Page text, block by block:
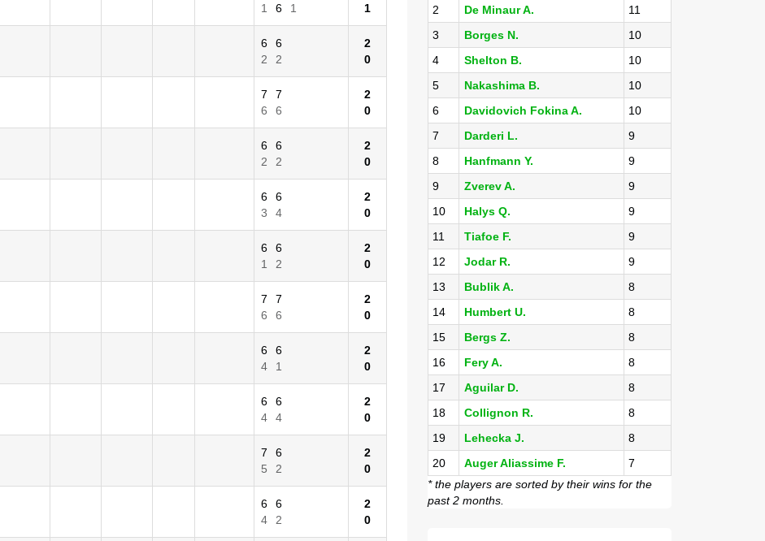
1
6 1
1
6
6
2
2
2
0
7
7
6
6
2
0
6
6
2
2
2
0
6
6
3
4
2
0
6
6
1
2
2
0
7
7
6
6
2
0
6
6
4
1
2
0
6
6
4
4
2
0
7
6
5
2
2
0
6
6
4
2
2
0
2
De Minaur A.
11
3
Borges N.
10
4
Shelton B.
10
5
Nakashima B.
10
6
Davidovich Fokina A.
10
7
Darderi L.
9
8
Hanfmann Y.
9
9
Zverev A.
9
10
Halys Q.
9
11
Tiafoe F.
9
12
Jodar R.
9
13
Bublik A.
8
14
Humbert U.
8
15
Bergs Z.
8
16
Fery A.
8
17
Aguilar D.
8
18
Collignon R.
8
19
Lehecka J.
8
20
Auger Aliassime F.
7
* the players are sorted by their wins for the
past 2 months.